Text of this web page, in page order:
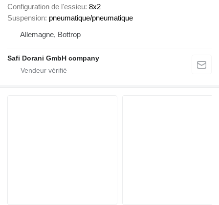
Configuration de l'essieu 8x2
Suspension pneumatique/pneumatique
Allemagne, Bottrop
Safi Dorani GmbH company